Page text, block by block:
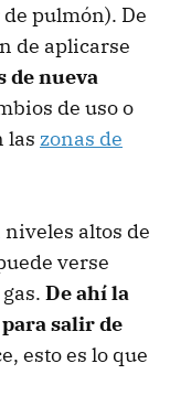
pulmón). De
de aplicarse
de nueva
de uso o
las zonas de
altos de
verse
De ahí la
salir de
esto es lo que